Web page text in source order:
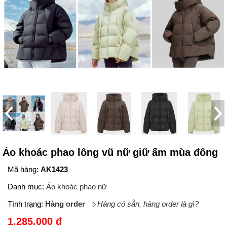
Áo khoác phao lông vũ nữ giữ ấm mùa đông
Mã hàng: AK1423
Danh mục: Áo khoác phao nữ
Tình trạng: Hàng order Hàng có sẵn, hàng order là gì?
1.285.000 đ